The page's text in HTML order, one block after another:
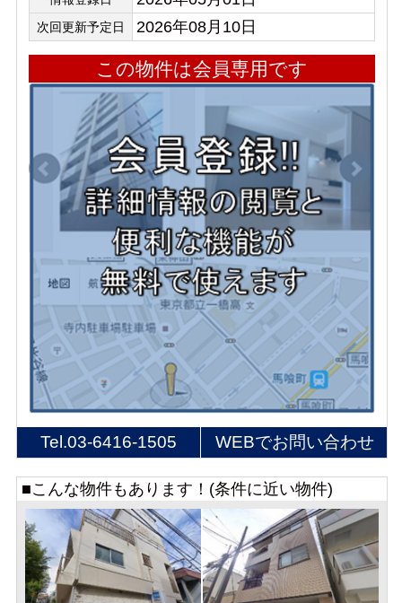
次回更新予定日 2026年08月10日
この物件は会員専用です
Tel.03-6416-1505 WEBでお問い合わせ
■こんな物件もあります！(条件に近い物件)